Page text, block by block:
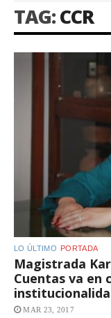
TAG:CCR
LO ÚLTIMO PORTADA
Magistrada
Cuentas va en
MAR 23, 2017